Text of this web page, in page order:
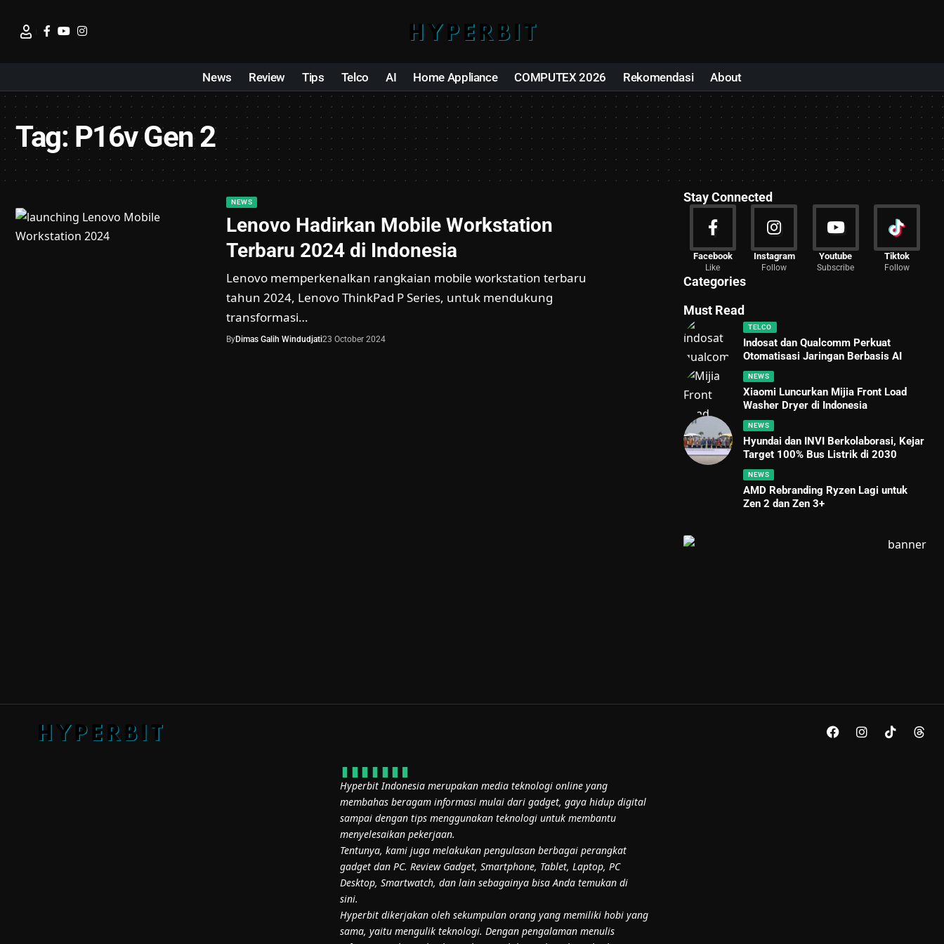
News Review Tips Telco AI Home Appliance COMPUTEX 2026 Rekomendasi About
Tag: P16v Gen 2
NEWS
Lenovo Hadirkan Mobile Workstation
Terbaru 2024 di Indonesia
Lenovo memperkenalkan rangkaian mobile workstation terbaru
tahun 2024, Lenovo ThinkPad P Series, untuk mendukung
transformasi…
ByDimas Galih Windudjati23 October 2024
Stay Connected
Facebook
Like
Instagram
Follow
Youtube
Subscribe
Tiktok
Follow
Categories
News
2029 Articles
Must Read
TELCO
Indosat dan Qualcomm Perkuat
Otomatisasi Jaringan Berbasis AI
NEWS
Xiaomi Luncurkan Mijia Front Load
Washer Dryer di Indonesia
NEWS
Hyundai dan INVI Berkolaborasi, Kejar
Target 100% Bus Listrik di 2030
NEWS
AMD Rebranding Ryzen Lagi untuk
Zen 2 dan Zen 3+
Hyperbit Indonesia merupakan media teknologi online yang
membahas beragam informasi mulai dari gadget, gaya hidup digital
sampai dengan tips menggunakan teknologi untuk membantu
menyelesaikan pekerjaan.
Tentunya, kami juga melakukan pengulasan berbagai perangkat
gadget dan PC. Review Gadget, Smartphone, Tablet, Laptop, PC
Desktop, Smartwatch, dan lain sebagainya bisa Anda temukan di
sini.
Hyperbit dikerjakan oleh sekumpulan orang yang memiliki hobi yang
sama, yaitu mengulik teknologi. Dengan pengalaman menulis